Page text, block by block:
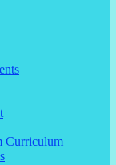
Curriculum